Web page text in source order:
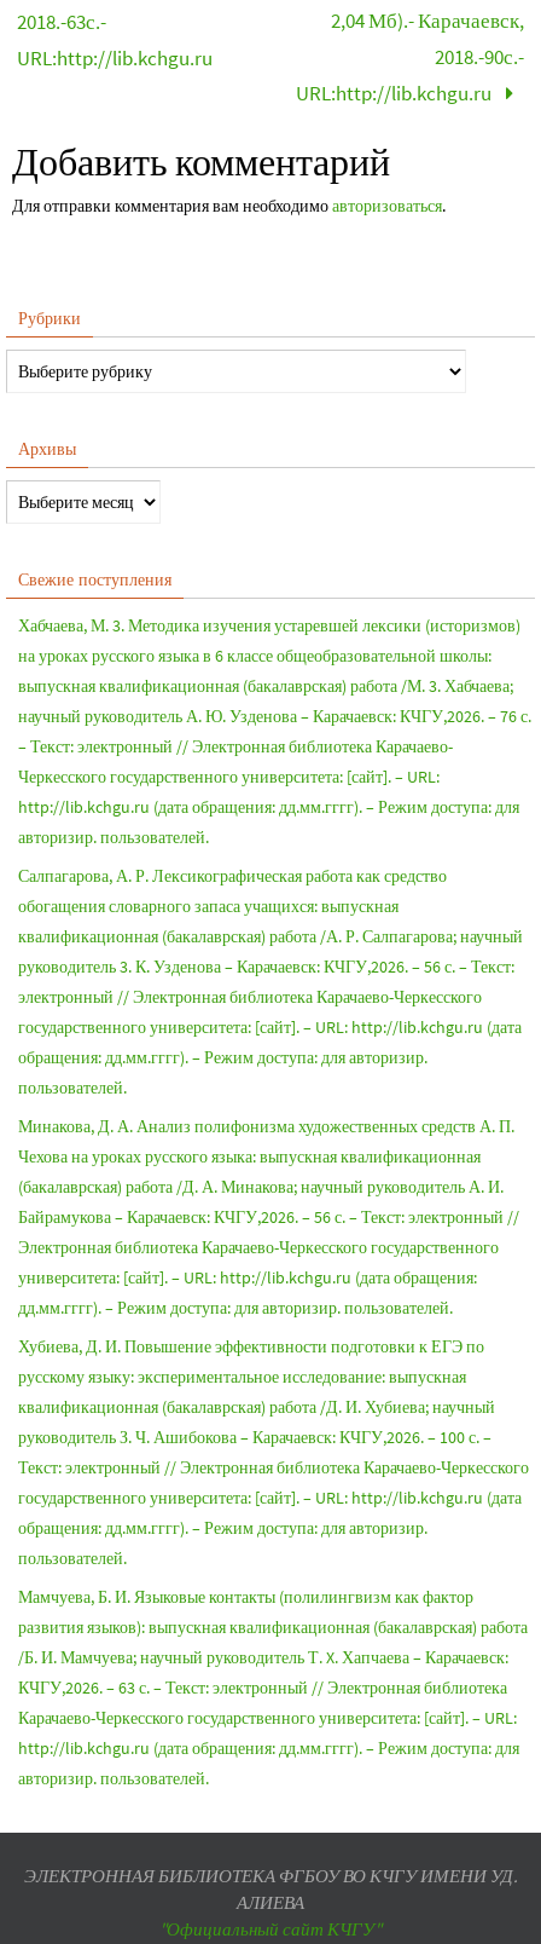
2018.-63с.-
URL:http://lib.kchgu.ru
2,04 Мб).- Карачаевск,
2018.-90с.-
URL:http://lib.kchgu.ru
Добавить комментарий
Для отправки комментария вам необходимоавторизоваться.
Рубрики
Архивы
Свежие поступления
Хабчаева, М. 3. Методика изучения устаревшей лексики (историзмов)
на уроках русского языка в 6 классе общеобразовательной школы:
выпускная квалификационная (бакалаврская) работа /М. 3. Хабчаева;
научный руководитель А. Ю. Узденова – Карачаевск: КЧГУ,2026. – 76 с.
– Текст: электронный // Электронная библиотека Карачаево-
Черкесского государственного университета: [сайт]. – URL:
http://lib.kchgu.ru (дата обращения: дд.мм.гггг). – Режим доступа: для
авторизир. пользователей.
Салпагарова, А. Р. Лексикографическая работа как средство
обогащения словарного запаса учащихся: выпускная
квалификационная (бакалаврская) работа /А. Р. Салпагарова; научный
руководитель 3. К. Узденова – Карачаевск: КЧГУ,2026. – 56 с. – Текст:
электронный // Электронная библиотека Карачаево-Черкесского
государственного университета: [сайт]. – URL: http://lib.kchgu.ru (дата
обращения: дд.мм.гггг). – Режим доступа: для авторизир.
пользователей.
Минакова, Д. А. Анализ полифонизма художественных средств А. П.
Чехова на уроках русского языка: выпускная квалификационная
(бакалаврская) работа /Д. А. Минакова; научный руководитель А. И.
Байрамукова – Карачаевск: КЧГУ,2026. – 56 с. – Текст: электронный //
Электронная библиотека Карачаево-Черкесского государственного
университета: [сайт]. – URL: http://lib.kchgu.ru (дата обращения:
дд.мм.гггг). – Режим доступа: для авторизир. пользователей.
Хубиева, Д. И. Повышение эффективности подготовки к ЕГЭ по
русскому языку: экспериментальное исследование: выпускная
квалификационная (бакалаврская) работа /Д. И. Хубиева; научный
руководитель З. Ч. Ашибокова – Карачаевск: КЧГУ,2026. – 100 с. –
Текст: электронный // Электронная библиотека Карачаево-Черкесского
государственного университета: [сайт]. – URL: http://lib.kchgu.ru (дата
обращения: дд.мм.гггг). – Режим доступа: для авторизир.
пользователей.
Мамчуева, Б. И. Языковые контакты (полилингвизм как фактор
развития языков): выпускная квалификационная (бакалаврская) работа
/Б. И. Мамчуева; научный руководитель Т. X. Хапчаева – Карачаевск:
КЧГУ,2026. – 63 с. – Текст: электронный // Электронная библиотека
Карачаево-Черкесского государственного университета: [сайт]. – URL:
http://lib.kchgu.ru (дата обращения: дд.мм.гггг). – Режим доступа: для
авторизир. пользователей.
ЭЛЕКТРОННАЯ БИБЛИОТЕКА ФГБОУ ВО КЧГУ ИМЕНИ УД.
АЛИЕВА
"Официальный сайт КЧГУ"